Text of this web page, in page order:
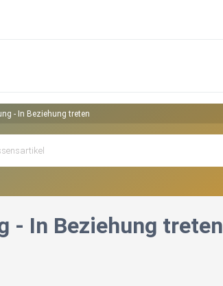
- In Beziehung treten
- In Beziehung treten